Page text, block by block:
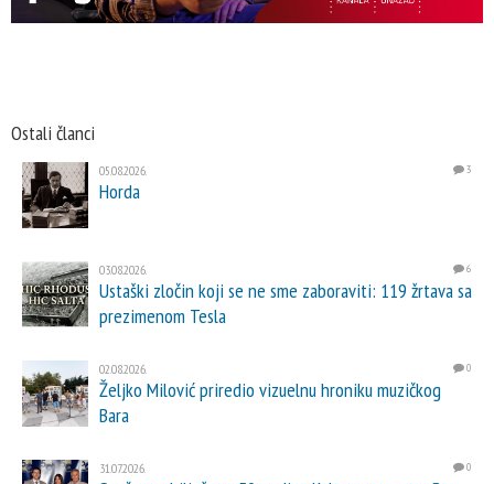
Ostali članci
05.08.2026. 3
Horda
03.08.2026. 6
Ustaški zločin koji se ne sme zaboraviti: 119 žrtava sa
prezimenom Tesla
02.08.2026. 0
Željko Milović priredio vizuelnu hroniku muzičkog
Bara
31.07.2026. 0